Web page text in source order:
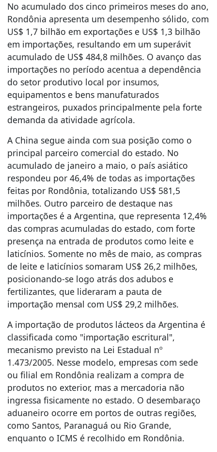
No acumulado dos cinco primeiros meses do ano,
Rondônia apresenta um desempenho sólido, com
US$ 1,7 bilhão em exportações e US$ 1,3 bilhão
em importações, resultando em um superávit
acumulado de US$ 484,8 milhões. O avanço das
importações no período acentua a dependência
do setor produtivo local por insumos,
equipamentos e bens manufaturados
estrangeiros, puxados principalmente pela forte
demanda da atividade agrícola.
A China segue ainda com sua posição como o
principal parceiro comercial do estado. No
acumulado de janeiro a maio, o país asiático
respondeu por 46,4% de todas as importações
feitas por Rondônia, totalizando US$ 581,5
milhões. Outro parceiro de destaque nas
importações é a Argentina, que representa 12,4%
das compras acumuladas do estado, com forte
presença na entrada de produtos como leite e
laticínios. Somente no mês de maio, as compras
de leite e laticínios somaram US$ 26,2 milhões,
posicionando-se logo atrás dos adubos e
fertilizantes, que lideraram a pauta de
importação mensal com US$ 29,2 milhões.
A importação de produtos lácteos da Argentina é
classificada como "importação escritural",
mecanismo previsto na Lei Estadual nº
1.473/2005. Nesse modelo, empresas com sede
ou filial em Rondônia realizam a compra de
produtos no exterior, mas a mercadoria não
ingressa fisicamente no estado. O desembaraço
aduaneiro ocorre em portos de outras regiões,
como Santos, Paranaguá ou Rio Grande,
enquanto o ICMS é recolhido em Rondônia.